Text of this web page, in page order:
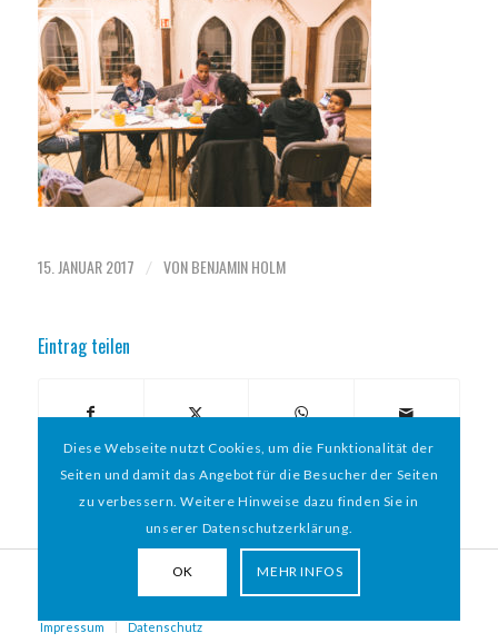
15. JANUAR 2017 / VONBENJAMIN HOLM
Eintrag teilen
MIT HERZ e.V. | WEBDESIGN BY WEBIGAMI
Impressum Datenschutz
Diese Webseite nutzt Cookies, um die Funktionalität der
Seiten und damit das Angebot für die Besucher der Seiten
zu verbessern. Weitere Hinweise dazu finden Sie in
unserer Datenschutzerklärung.
OK MEHR INFOS